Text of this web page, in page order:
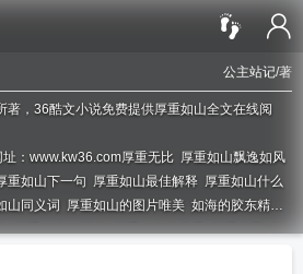
公主站记/著
著，36酷文小说免费提供厚重如山全文在线阅
：www.kw36.com厚重无比 厚重如山飘逸如风
重如山下一句 厚重如山最佳解释 厚重如山什么
山同义词 厚重如山的图片唯美 如海的胶东精
厚重如山弥而坚厚重如山的意思厚重意思却
重如山